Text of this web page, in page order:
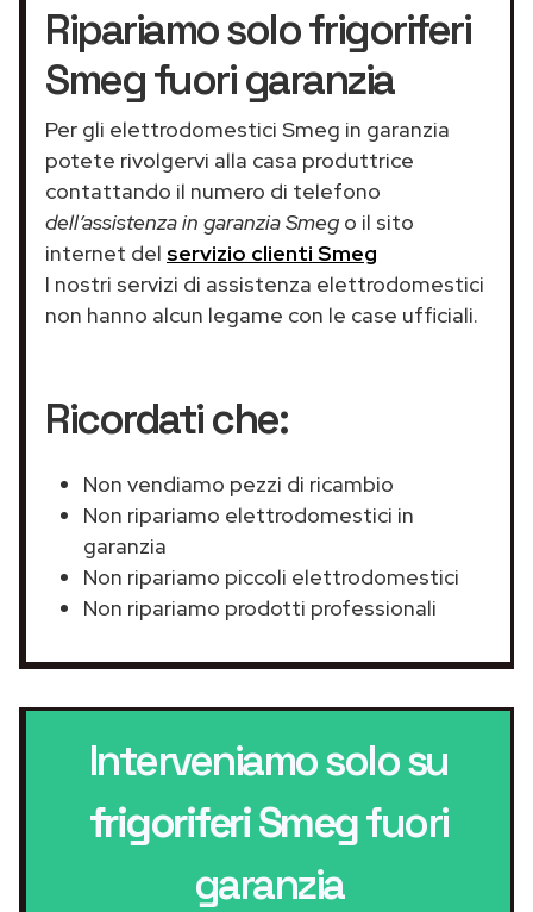
Ripariamo solo frigoriferi
Smeg fuori garanzia
Per gli elettrodomestici Smeg in garanzia
potete rivolgervi alla casa produttrice
contattando il numero di telefono
dell’assistenza in garanzia Smeg o il sito
internet del servizio clienti Smeg
I nostri servizi di assistenza elettrodomestici
non hanno alcun legame con le case ufficiali.
Ricordati che:
Non vendiamo pezzi di ricambio
Non ripariamo elettrodomestici in
garanzia
Non ripariamo piccoli elettrodomestici
Non ripariamo prodotti professionali
Interveniamo solo su
frigoriferi Smegfuori
garanzia